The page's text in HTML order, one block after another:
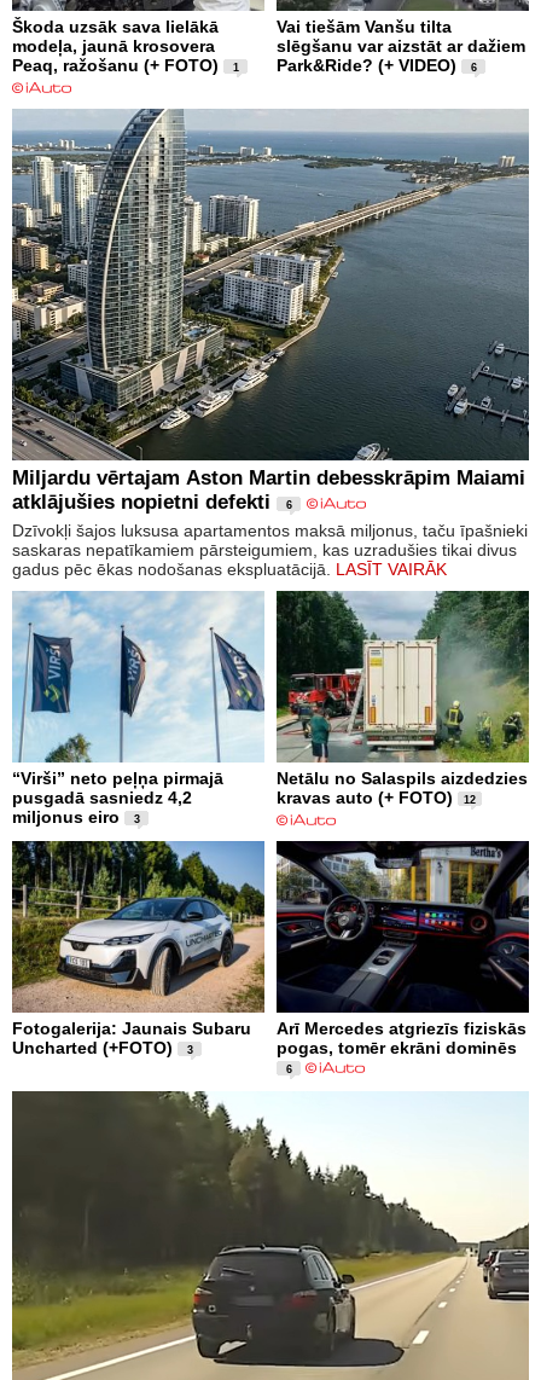
Škoda uzsāk sava lielākā
modeļa, jaunā krosovera
Peaq, ražošanu (+ FOTO)
1
Vai tiešām Vanšu tilta
slēgšanu var aizstāt ar dažiem
Park&Ride? (+ VIDEO)
6
Miljardu vērtajam Aston Martin debesskrāpim Maiami
atklājušies nopietni defekti
6
Dzīvokļi šajos luksusa apartamentos maksā miljonus, taču īpašnieki
saskaras nepatīkamiem pārsteigumiem, kas uzradušies tikai divus
gadus pēc ēkas nodošanas ekspluatācijā. LASĪT VAIRĀK
“Virši” neto peļņa pirmajā
pusgadā sasniedz 4,2
miljonus eiro
3
Netālu no Salaspils aizdedzies
kravas auto (+ FOTO)
12
Fotogalerija: Jaunais Subaru
Uncharted (+FOTO)
3
Arī Mercedes atgriezīs fiziskās
pogas, tomēr ekrāni dominēs
6